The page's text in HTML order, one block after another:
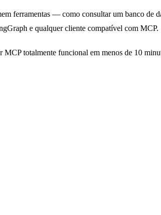
ferramentas — como consultar um banco de
e qualquer cliente compatível com MCP.
totalmente funcional em menos de 10